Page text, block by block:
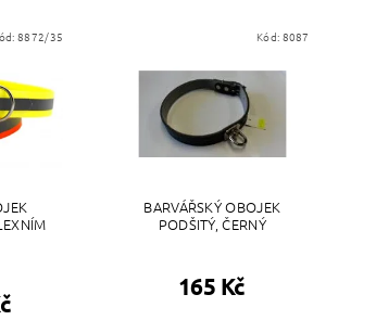
8872/35 Kód: 8087
BARVÁŘSKÝ OBOJEK
PODŠITÝ, ČERNÝ
165 Kč